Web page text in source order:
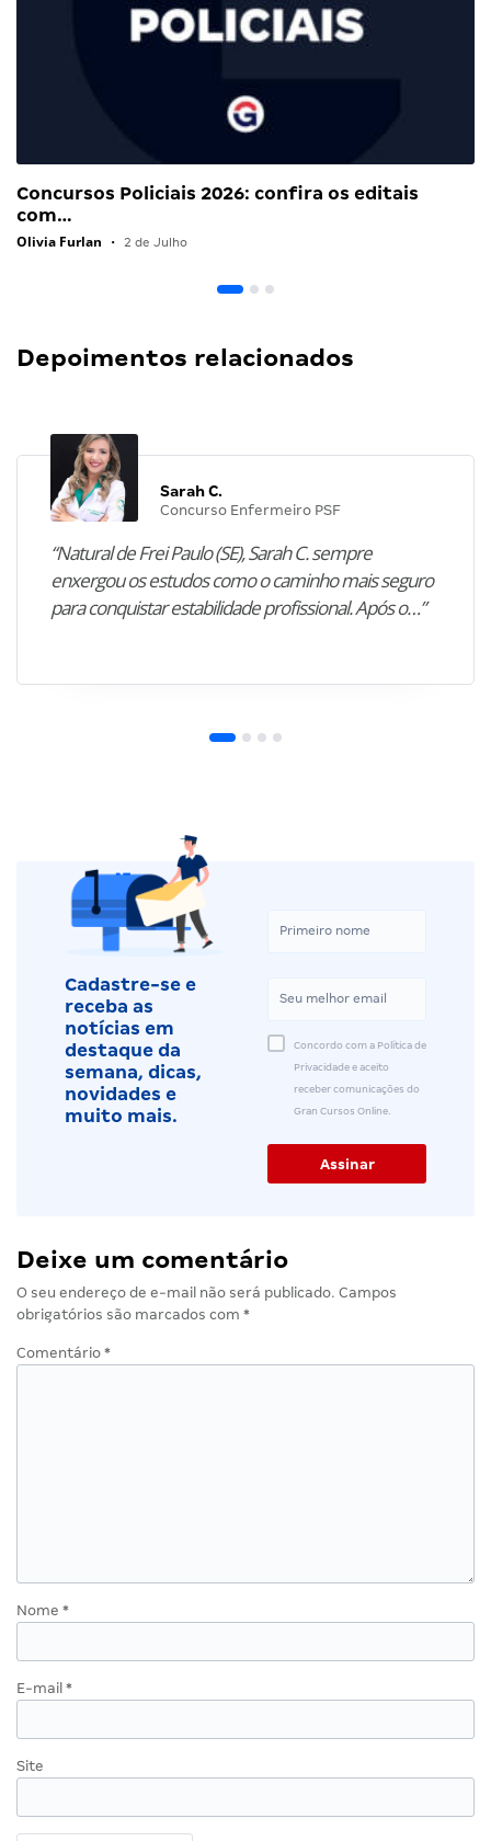
Concursos Policiais 2026: confira os editais
com…
Olivia Furlan • 2 de Julho
Depoimentos relacionados
Sarah C.
Concurso Enfermeiro PSF
“Natural de Frei Paulo (SE), Sarah C. sempre
enxergou os estudos como o caminho mais seguro
para conquistar estabilidade profissional. Após o…”
Cadastre-se e
receba as
notícias em
destaque da
semana, dicas,
novidades e
muito mais.
Concordo com a Política de
Privacidade e aceito
receber comunicações do
Gran Cursos Online.
Deixe um comentário
O seu endereço de e-mail não será publicado. Campos
obrigatórios são marcados com *
Comentário *
Nome *
E-mail *
Site